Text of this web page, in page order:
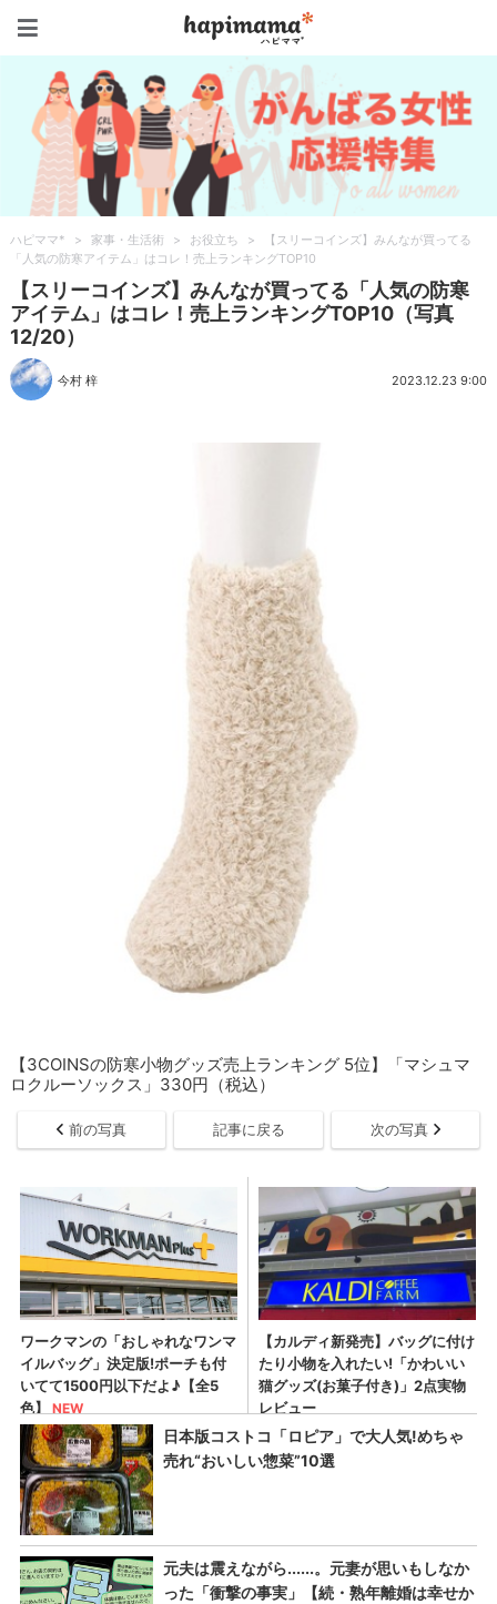
ハピママ* > 家事・生活術 > お役立ち >
【スリーコインズ】みんなが買ってる
「人気の防寒アイテム」はコレ！売上ランキングTOP10
【スリーコインズ】みんなが買ってる「人気の防寒
アイテム」はコレ！売上ランキングTOP10（写真
12/20）
今村 梓 2023.12.23 9:00
【3COINSの防寒小物グッズ売上ランキング 5位】「マシュマ
ロクルーソックス」330円（税込）
前の写真 記事に戻る 次の写真